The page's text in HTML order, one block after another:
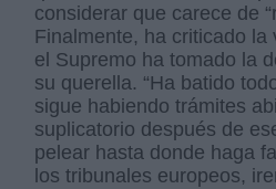
considerar que carece de
Finalmente, ha criticado la
el Supremo ha tomado la
su querella. “Ha batido
sigue habiendo trámites
suplicatorio después de
pelear hasta donde haga
los tribunales europeos,